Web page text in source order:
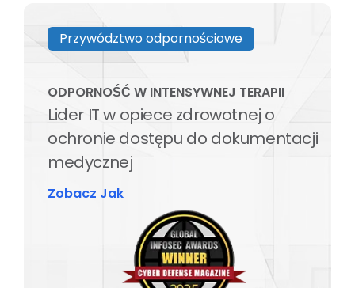
Przywództwo odpornościowe
ODPORNOŚĆ W INTENSYWNEJ TERAPII
Lider IT w opiece zdrowotnej o
ochronie dostępu do dokumentacji
medycznej
Zobacz Jak